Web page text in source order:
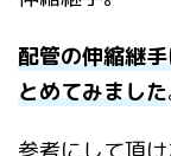
配管の伸縮継
とめてみました